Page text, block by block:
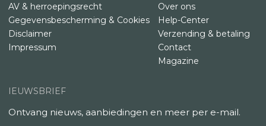
AV & herroepingsrecht
Gegevensbescherming & Cookies
Disclaimer
Impressum
Over ons
Help-Center
Verzending & betaling
Contact
Magazine
IEUWSBRIEF
Ontvang nieuws, aanbiedingen en meer per e-mail.